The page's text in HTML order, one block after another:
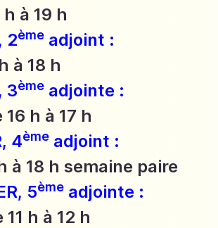
à 19 h
2ème adjoint :
à 18 h
3ème adjointe :
h à 17 h
4ème adjoint :
à 18 h semaine paire
5ème adjointe :
h à 12 h